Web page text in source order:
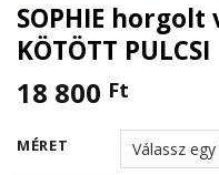
SOPHIE
KÖTÖTT PULCSI
18 800 Ft
MÉRET